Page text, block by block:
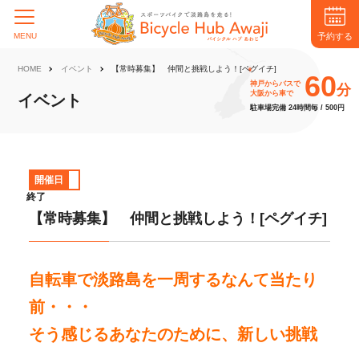
HOME イベント 【常時募集】 仲間と挑戦しよう！[ペグイチ]
イベント
神戸からバスで
大阪から車で
60分
駐車場完備 24時間毎 / 500円
開催日
終了
【常時募集】 仲間と挑戦しよう！[ペグイチ]
自転車で淡路島を一周するなんて当たり
前・・・
そう感じるあなたのために、新しい挑戦
MENU 予約する